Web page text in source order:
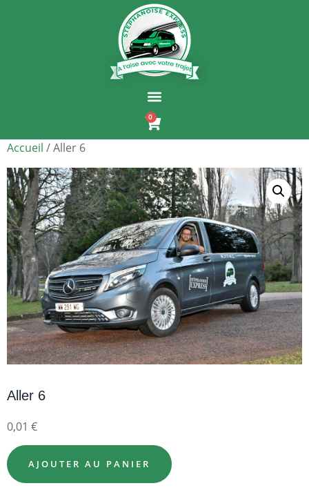
0
Accueil / Aller 6
Aller 6
0,01 €
AJOUTER AU PANIER